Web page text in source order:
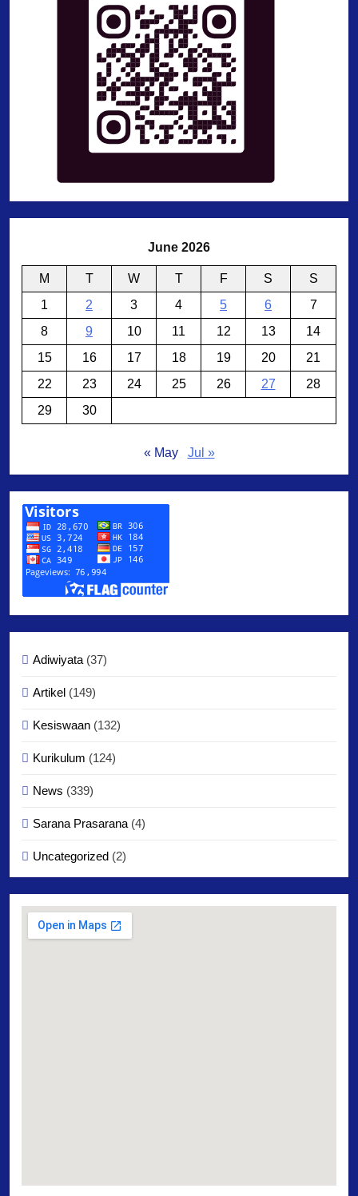
June 2026
M T W T F S
S
1
2 3 4 5 6
7
8
9 10 11 12 13
14
15
16 17 18 19 20
21
22
23 24 25 26 27
28
29
30
« May Jul »
Adiwiyata (37)
Artikel (149)
Kesiswaan (132)
Kurikulum (124)
News (339)
Sarana Prasarana (4)
Uncategorized (2)